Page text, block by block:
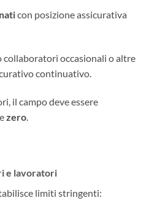
con posizione assicurativa
occasionali o altre
continuativo.
il campo deve essere
zero
e lavoratori
limiti stringenti: